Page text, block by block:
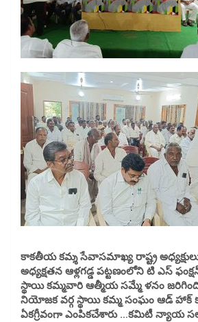
కాకతీయ కమ్శ సేవాసమాఖ్య రాష్ట్ర
అధ్యక్షతన ఆళ్లగడ్డ పట్టణంలోని టి ఎస్
స్థాయి కమ్మవారి ఆత్మీయ సమ్మే ళనం
నియోజక వర్గ స్థాయి కమ్మ సంఘం ఆడ్ హాక్
ఏకగ్రీవంగా ఎంపికచేశారు …కమిటీ న్యాయ